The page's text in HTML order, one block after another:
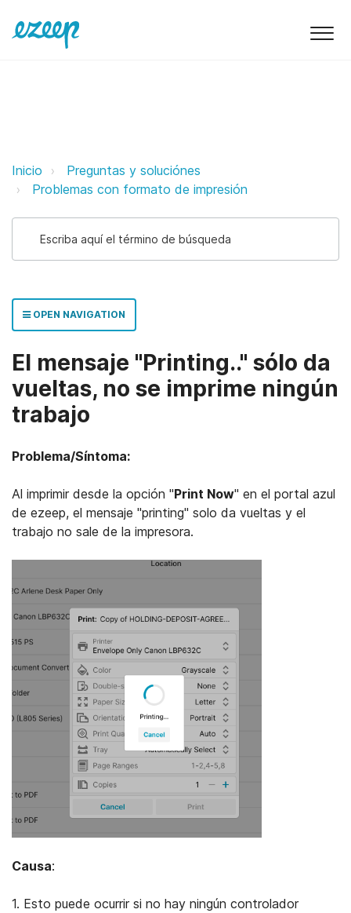
El mensaje "Printing.." sólo da
Inicio
Preguntas y soluciónes
Problemas con formato de impresión
OPEN NAVIGATION
El mensaje "Printing.." sólo da
vueltas, no se imprime ningún
trabajo
Problema/Síntoma:
Al imprimir desde la opción "Print Now" en el portal azul
de ezeep, el mensaje "printing" solo da vueltas y el
trabajo no sale de la impresora.
Causa:
1. Esto puede ocurrir si no hay ningún controlador